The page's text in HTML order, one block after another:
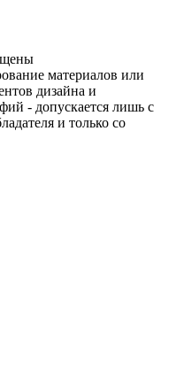
материалов или
дизайна и
- допускается лишь с
и только со